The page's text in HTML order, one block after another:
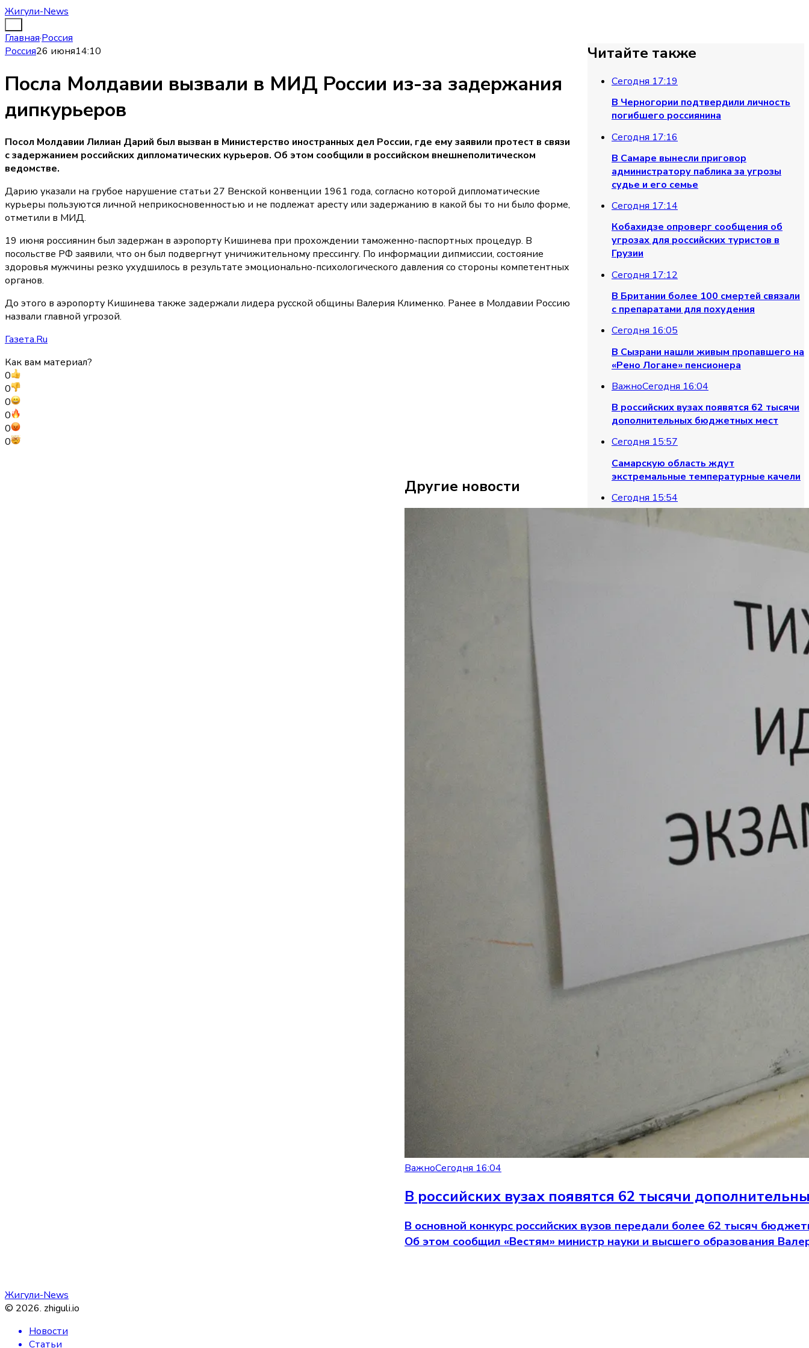
Жигули-News
Главная·Россия
Россия26 июня14:10
Посла Молдавии вызвали в МИД России из-за задержания
дипкурьеров
Посол Молдавии Лилиан Дарий был вызван в Министерство иностранных дел России, где ему заявили протест в связи
с задержанием российских дипломатических курьеров. Об этом сообщили в российском внешнеполитическом
ведомстве.
Дарию указали на грубое нарушение статьи 27 Венской конвенции 1961 года, согласно которой дипломатические
курьеры пользуются личной неприкосновенностью и не подлежат аресту или задержанию в какой бы то ни было форме,
отметили в МИД.
19 июня россиянин был задержан в аэропорту Кишинева при прохождении таможенно-паспортных процедур. В
посольстве РФ заявили, что он был подвергнут уничижительному прессингу. По информации дипмиссии, состояние
здоровья мужчины резко ухудшилось в результате эмоционально-психологического давления со стороны компетентных
органов.
До этого в аэропорту Кишинева также задержали лидера русской общины Валерия Клименко. Ранее в Молдавии Россию
назвали главной угрозой.
Газета.Ru
Как вам материал?
0
0
0
0
0
0
Читайте также
Сегодня 17:19
В Черногории подтвердили личность
погибшего россиянина
Сегодня 17:16
В Самаре вынесли приговор
администратору паблика за угрозы
судье и его семье
Сегодня 17:14
Кобахидзе опроверг сообщения об
угрозах для российских туристов в
Грузии
Сегодня 17:12
В Британии более 100 смертей связали
с препаратами для похудения
Сегодня 16:05
В Сызрани нашли живым пропавшего на
«Рено Логане» пенсионера
ВажноСегодня 16:04
В российских вузах появятся 62 тысячи
дополнительных бюджетных мест
Сегодня 15:57
Самарскую область ждут
экстремальные температурные качели
Сегодня 15:54
Химик Нелтнер предупредил об
опасности горячей воды из-под крана
встретиться с учеными на острове
Другие новости
ВажноСегодня 16:04
В российских вузах появятся 62 тысячи
В основной конкурс российских вузов передали более 62 тысяч
Об этом сообщил «Вестям» министр науки и высшего образования
Жигули-News
© 2026. zhiguli.io
Новости
Статьи